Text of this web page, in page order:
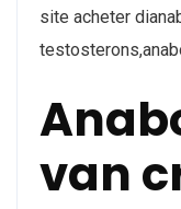
site acheter
van